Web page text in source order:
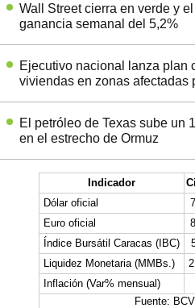
Wall Street cierra en verde y
ganancia semanal del 5,2%
Ejecutivo nacional lanza plan
viviendas en zonas afectadas
El petróleo de Texas sube un
en el estrecho de Ormuz
Indicador
Dólar oficial
Euro oficial
Índice Bursátil Caracas (IBC)
Liquidez Monetaria (MMBs.)
Inflación (Var% mensual)
Fuente: